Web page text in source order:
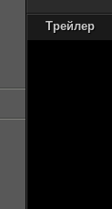
Трейлер